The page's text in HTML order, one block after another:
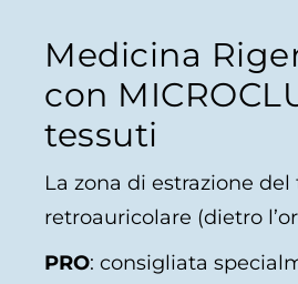
Medicina
con
tessuti
La zona di estrazione del
retroauricolare (dietro
PRO: consigliata